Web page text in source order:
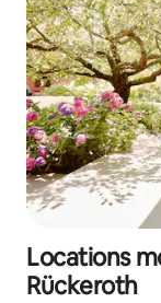
Locations
Rückeroth